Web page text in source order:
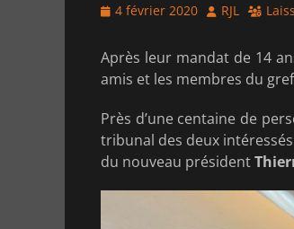
Posted
4 février 2020 Author
RJL
Après leur mandat de 14
amis et les membres du
Près d’une centaine de
tribunal des deux
du nouveau président